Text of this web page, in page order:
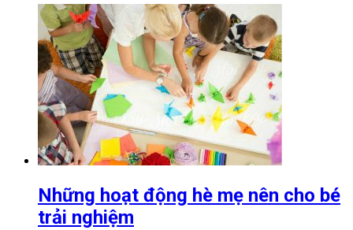
Những hoạt động hè mẹ nên cho bé
trải nghiệm